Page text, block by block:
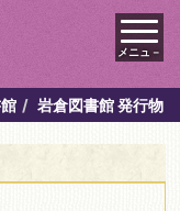
メニュ－
岩倉図書館 発行物